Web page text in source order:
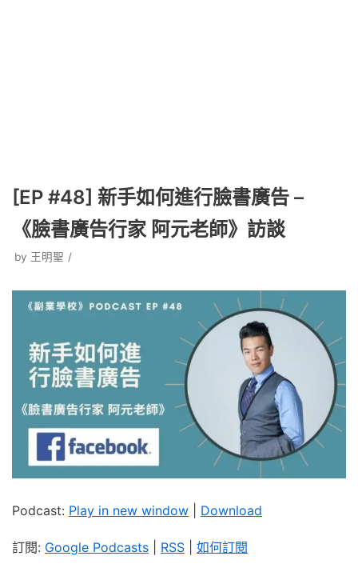
[EP #48] 新手如何進行臉書廣告 –
《臉書廣告行家 阿元老師》訪談
by 王明聖
Podcast: Play in new window Download
訂閱: Google Podcasts RSS 如何訂閱